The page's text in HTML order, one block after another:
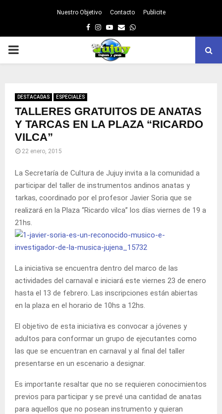
Nuestro Objetivo Contacto Publicite
Facebook
Instagram
Youtube
EmailWhatsapp
PRIMARY
DESTACADAS ESPECIALES
TALLERES GRATUITOS DE ANATAS
Y TARCAS EN LA PLAZA “RICARDO
VILCA”
22 enero, 2015
La Secretaría de Cultura de Jujuy invita a la comunidad a
participar del taller de instrumentos andinos anatas y
tarkas, coordinado por el profesor Javier Soria que se
realizará en la Plaza “Ricardo vilca” los días viernes de 19 a
21hs.
La iniciativa se encuentra dentro del marco de las
actividades del carnaval e iniciará este viernes 23 de enero
hasta el 13 de febrero. Las inscripciones están abiertas
en la plaza en el horario de 10hs a 12hs.
El objetivo de esta iniciativa es convocar a jóvenes y
adultos para conformar un grupo de ejecutantes como
las que se encuentran en carnaval y al final del taller
presentarse en un escenario a designar.
Es importante resaltar que no se requieren conocimientos
previos para participar y se prevé una cantidad de anatas
para aquellos que no posean instrumento y quieran